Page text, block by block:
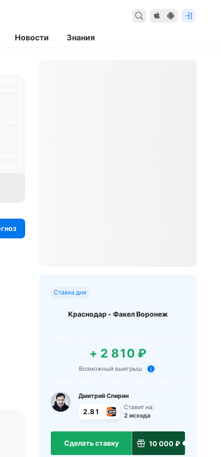
Новости Знания
Ставка дня
Краснодар - Факел Воронеж
+ 2 810 ₽
Возможный выигрыш
Дмитрий Спирин
2.81
Ставит на:
2 исхода
Сделать ставку 10 000 ₽